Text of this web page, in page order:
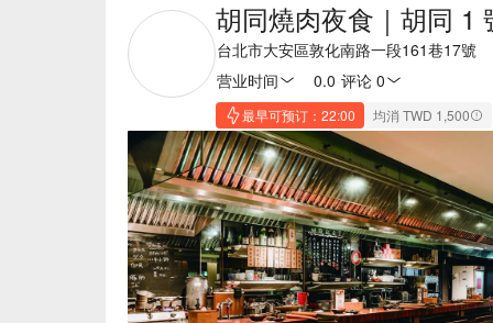
胡同燒肉夜食｜胡同 1
台北市大安區敦化南路一段161巷17號
营业时间
0.0 评论 0
最早可预订：22:00 均消 TWD 1,500